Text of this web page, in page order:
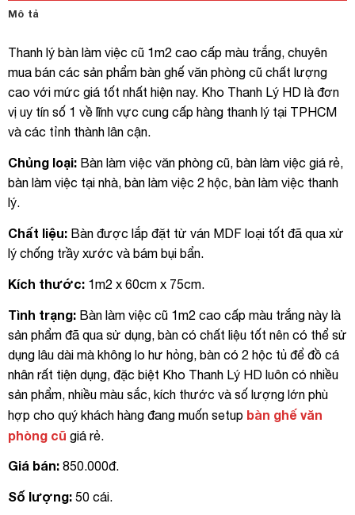
Mô tả
Thanh lý bàn làm việc cũ 1m2 cao cấp màu trắng, chuyên
mua bán các sản phẩm bàn ghế văn phòng cũ chất lượng
cao với mức giá tốt nhất hiện nay. Kho Thanh Lý HD là đơn
vị uy tín số 1 về lĩnh vực cung cấp hàng thanh lý tại TPHCM
và các tỉnh thành lân cận.
Chủng loại: Bàn làm việc văn phòng cũ, bàn làm việc giá rẻ,
bàn làm việc tại nhà, bàn làm việc 2 hộc, bàn làm việc thanh
lý.
Chất liệu: Bàn được lắp đặt từ ván MDF loại tốt đã qua xử
lý chống trầy xước và bám bụi bẩn.
Kích thước: 1m2 x 60cm x 75cm.
Tình trạng: Bàn làm việc cũ 1m2 cao cấp màu trắng này là
sản phẩm đã qua sử dụng, bàn có chất liệu tốt nên có thể sử
dụng lâu dài mà không lo hư hỏng, bàn có 2 hộc tủ để đồ cá
nhân rất tiện dụng, đặc biệt Kho Thanh Lý HD luôn có nhiều
sản phẩm, nhiều màu sắc, kích thước và số lượng lớn phù
hợp cho quý khách hàng đang muốn setup bàn ghế văn
phòng cũ giá rẻ.
Giá bán: 850.000đ.
Số lượng: 50 cái.